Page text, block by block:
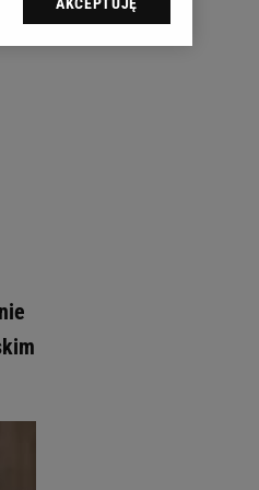
sp. z o.o., jej
swoje preferencje
reklam i treści,